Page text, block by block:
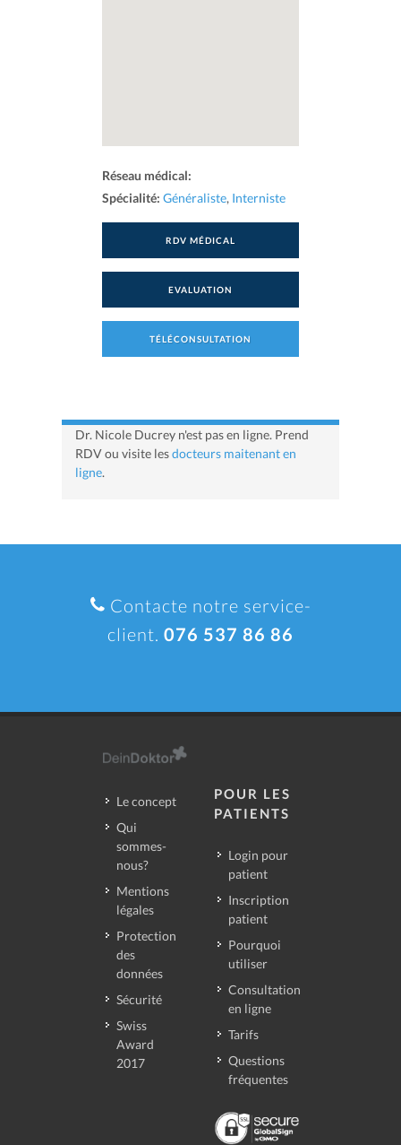
Réseau médical:
Spécialité: Généraliste, Interniste
RDV MÉDICAL
EVALUATION
TÉLÉCONSULTATION
Dr. Nicole Ducrey n'est pas en ligne. Prend
RDV ou visite lesdocteurs maitenant en
ligne.
Contacte notre service-
client. 076 537 86 86
Le concept
Qui
sommes-
nous?
Mentions
légales
Protection
des
données
Sécurité
Swiss
Award
2017
POUR LES
PATIENTS
Login pour
patient
Inscription
patient
Pourquoi
utiliser
Consultation
en ligne
Tarifs
Questions
fréquentes